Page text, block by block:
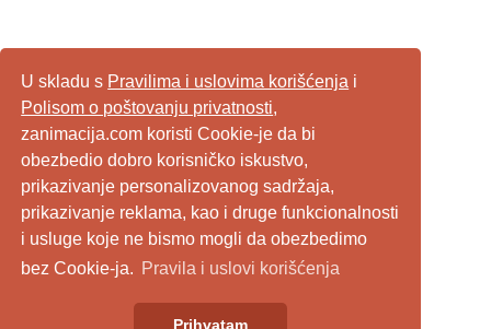
U skladu s Pravilima i uslovima korišćenja i
Polisom o poštovanju privatnosti,
zanimacija.com koristi Cookie-je da bi
obezbedio dobro korisničko iskustvo,
prikazivanje personalizovanog sadržaja,
prikazivanje reklama, kao i druge funkcionalnosti
i usluge koje ne bismo mogli da obezbedimo
bez Cookie-ja. Pravila i uslovi korišćenja
Prihvatam